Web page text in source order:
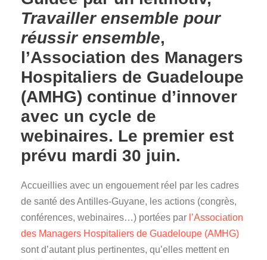
Travailler ensemble pour
réussir ensemble,
l’Association des Managers
Hospitaliers de Guadeloupe
(AMHG) continue d’innover
avec un cycle de
webinaires. Le premier est
prévu mardi 30 juin.
Accueillies avec un engouement réel par les cadres
de santé des Antilles-Guyane, les actions (congrès,
conférences, webinaires…) portées par l’Association
des Managers Hospitaliers de Guadeloupe (AMHG)
sont d’autant plus pertinentes, qu’elles mettent en